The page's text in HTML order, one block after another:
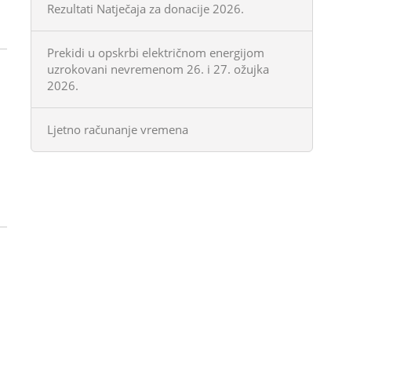
Rezultati Natječaja za donacije 2026.
Prekidi u opskrbi električnom energijom
uzrokovani nevremenom 26. i 27. ožujka
2026.
Ljetno računanje vremena